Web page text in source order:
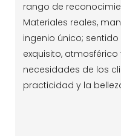
rango de
Materiales reales,
ingenio único;
exquisito, atmosférico
necesidades de los
practicidad y la